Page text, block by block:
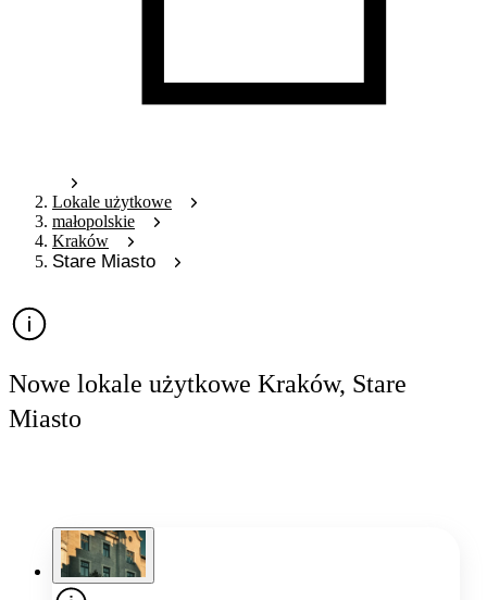
Lokale użytkowe
małopolskie
Kraków
Stare Miasto
Nowe lokale użytkowe Kraków, Stare
Miasto